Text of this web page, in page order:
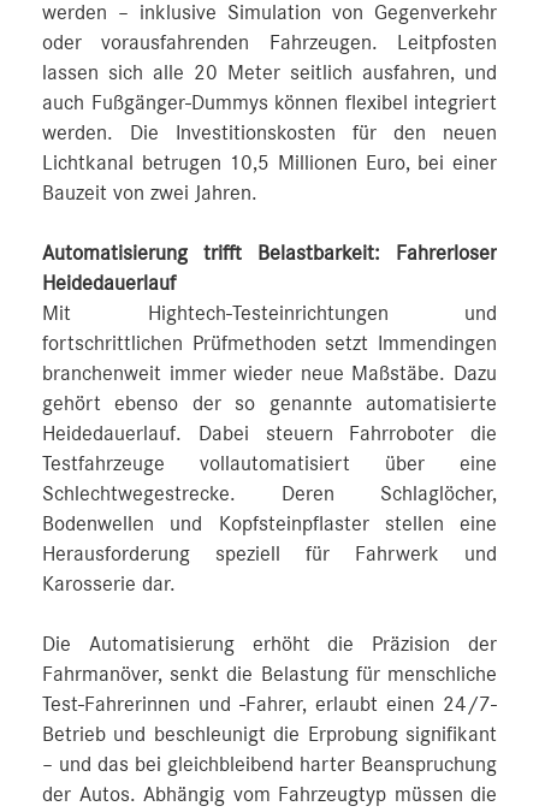
werden – inklusive Simulation von Gegenverkehr
oder vorausfahrenden Fahrzeugen. Leitpfosten
lassen sich alle 20 Meter seitlich ausfahren, und
auch Fußgänger-Dummys können flexibel integriert
werden. Die Investitionskosten für den neuen
Lichtkanal betrugen 10,5 Millionen Euro, bei einer
Bauzeit von zwei Jahren.
Automatisierung trifft Belastbarkeit: Fahrerloser
Heidedauerlauf
Mit Hightech-Testeinrichtungen und
fortschrittlichen Prüfmethoden setzt Immendingen
branchenweit immer wieder neue Maßstäbe. Dazu
gehört ebenso der so genannte automatisierte
Heidedauerlauf. Dabei steuern Fahrroboter die
Testfahrzeuge vollautomatisiert über eine
Schlechtwegestrecke. Deren Schlaglöcher,
Bodenwellen und Kopfsteinpflaster stellen eine
Herausforderung speziell für Fahrwerk und
Karosserie dar.
Die Automatisierung erhöht die Präzision der
Fahrmanöver, senkt die Belastung für menschliche
Test-Fahrerinnen und -Fahrer, erlaubt einen 24/7-
Betrieb und beschleunigt die Erprobung signifikant
– und das bei gleichbleibend harter Beanspruchung
der Autos. Abhängig vom Fahrzeugtyp müssen die